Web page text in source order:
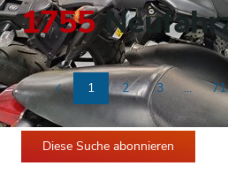
1755
Previous
1 2 3 ... 71
Diese Suche abonnieren